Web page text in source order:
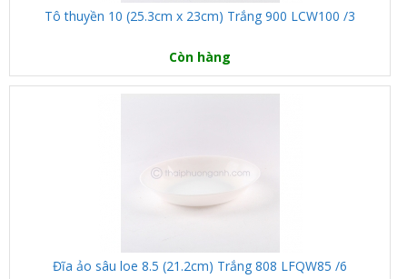
Tô thuyền 10 (25.3cm x 23cm) Trắng 900 LCW100 /3
Còn hàng
Đĩa ảo sâu loe 8.5 (21.2cm) Trắng 808 LFQW85 /6